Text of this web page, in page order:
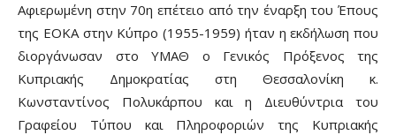
Αφιερωμένη στην 70η επέτειο από την έναρξη του Έπους
της ΕΟΚΑ στην Κύπρο (1955-1959) ήταν η εκδήλωση που
διοργάνωσαν στο ΥΜΑΘ ο Γενικός Πρόξενος της
Κυπριακής Δημοκρατίας στη Θεσσαλονίκη κ.
Κωνσταντίνος Πολυκάρπου και η Διευθύντρια του
Γραφείου Τύπου και Πληροφοριών της Κυπριακής